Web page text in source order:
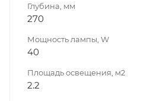
Глубина, мм
270
Мощность лампы, W
40
Площадь освещения, м2
2.2